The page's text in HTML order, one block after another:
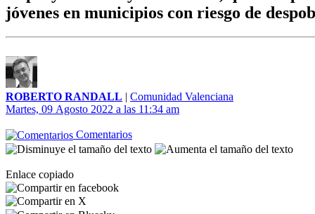
jóvenes en municipios con riesgo de
ROBERTO RANDALL | Comunidad Valenciana
Martes, 09 Agosto 2022 a las 11:34 am
Comentarios
Enlace copiado